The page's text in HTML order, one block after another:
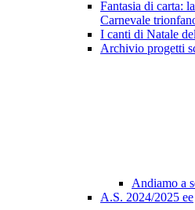
Fantasia di carta:
Carnevale
I canti di Natale
Archivio progetti
Andiamo a
A.S. 2024/2025 ee